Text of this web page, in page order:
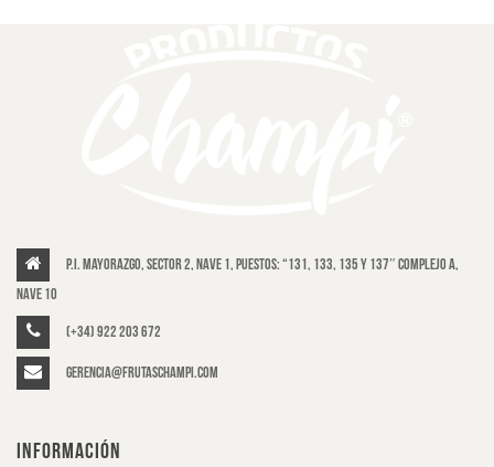
P.I. Mayorazgo, Sector 2, Nave 1, puestos: “131, 133, 135 y 137″ Complejo A,
Nave 10
(+34) 922 203 672
gerencia@frutaschampi.com
INFORMACIÓN